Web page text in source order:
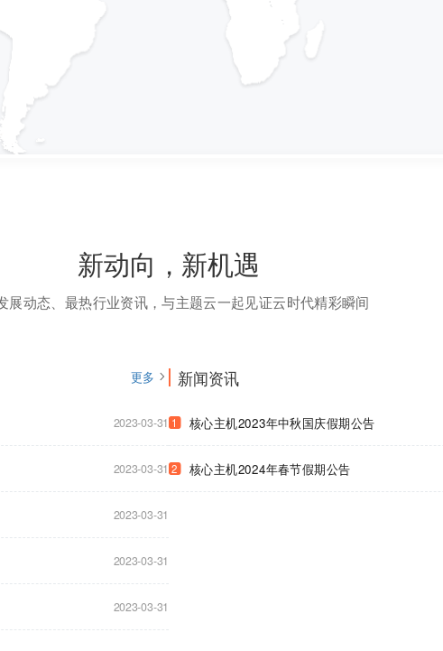
新动向，新机遇
展动态、最热行业资讯，与主题云一起见证云时代精彩瞬间
更多
2023-03-31
2023-03-31
2023-03-31
2023-03-31
2023-03-31
新闻资讯
1 核心主机2023年中秋国庆假期公告
2 核心主机2024年春节假期公告